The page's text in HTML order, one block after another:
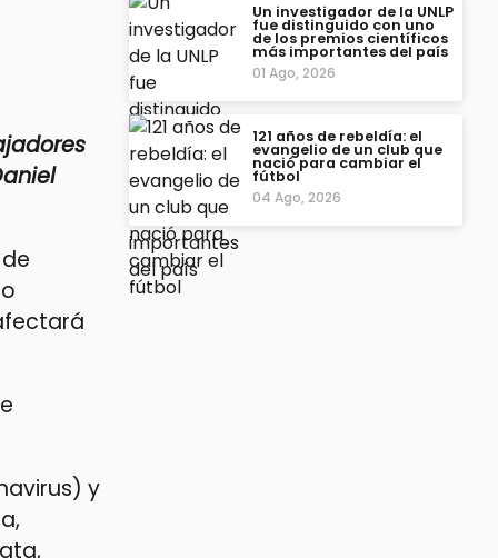
y
Un investigador de la UNLP
fue distinguido con uno
de los premios científicos
más importantes del país
01 Ago, 2026
121 años de rebeldía: el
evangelio de un club que
nació para cambiar el
fútbol
04 Ago, 2026